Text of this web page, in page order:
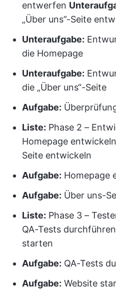
entwerfen
„Über uns”-Seite
Unteraufgabe:
die Homepage
Unteraufgabe:
die „Über uns“-Seite
Aufgabe:
Liste: Phase 2 –
Homepage entwickeln
Seite entwickeln
Aufgabe: Homepage
Aufgabe: Über uns-
Liste: Phase 3 –
QA-Tests durchführen
starten
Aufgabe: QA-Tests
Aufgabe: Website